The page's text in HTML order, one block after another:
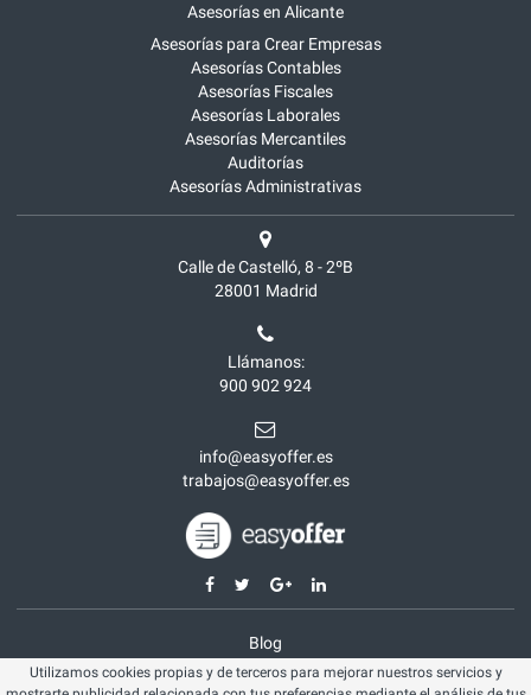
Asesorías en Alicante
Asesorías para Crear Empresas
Asesorías Contables
Asesorías Fiscales
Asesorías Laborales
Asesorías Mercantiles
Auditorías
Asesorías Administrativas
Calle de Castelló, 8 - 2ºB
28001 Madrid
Llámanos:
900 902 924
info@easyoffer.es
trabajos@easyoffer.es
Blog
Opiniones
Utilizamos cookies propias y de terceros para mejorar nuestros servicios y